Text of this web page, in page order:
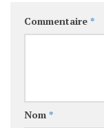
Commentaire *
Nom *